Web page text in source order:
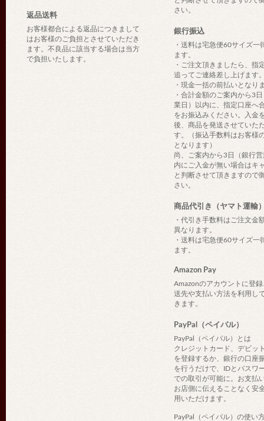
返品送料
お客様都合による返品につきまして
はお客様のご負担とさせていただき
ます。不良品に該当する場合は当方
で負担いたします。
さい。
銀行振込
・送料は宅急便60サイズ一
ます。
・ご注文頂きましたら、指
追ってご連絡差し上げます
・現金一括の前払いとなり
・合計金額のご案内から3
業日）以内に、指定口座へ
をお振込みください。入金
後、商品を発送させていた
す。（振込手数料はお客様
となります）
尚、ご案内から3日（銀行
内にご入金が無い場合はキ
と判断させて頂きますので
さい。
商品代引き（ヤマト運輸
・代引き手数料はご注文金
異なります。
・送料は宅急便60サイズ一
ます。
Amazon Pay
Amazonのアカウントに登
送先や支払い方法を利用し
きます。
PayPal（ペイパル）
PayPal（ペイパル）とは
クレジットカード、デビッ
を登録するか、銀行の口座
を行うだけで、IDとパスワ
での取引が可能に。お支払
お店側に伝えることなく安
用いただけます。
PayPal（ペイパル）の使い